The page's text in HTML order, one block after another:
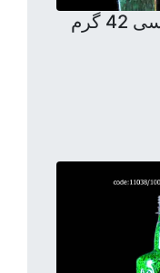
بطری اسلیم 900 سی سی 42 گرم